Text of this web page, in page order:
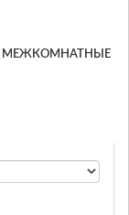
МЕЖКОМНАТНЫЕ